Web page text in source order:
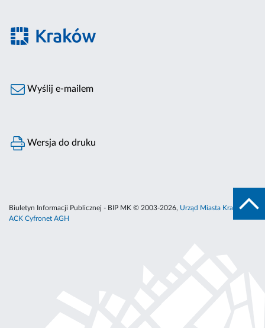
Wyślij e-mailem
Wersja do druku
Biuletyn Informacji Publicznej - BIP MK © 2003-2026, Urząd Miasta Krakowa
ACK Cyfronet AGH